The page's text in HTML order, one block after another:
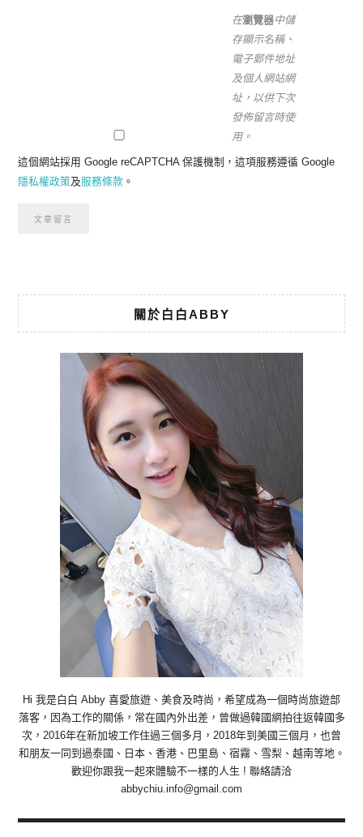
在瀏覽器中儲
存顯示名稱、
電子郵件地址
及個人網站網
址，以供下次
發佈留言時使
用。
這個網站採用 Google reCAPTCHA 保護機制，這項服務遵循 Google
隱私權政策及服務條款 。
關於白白ABBY
Hi 我是白白 Abby 喜愛旅遊、美食及時尚，希望成為一個時尚旅遊部
落客，因為工作的關係，常在國內外出差，曾做過韓國網拍往返韓國多
次，2016年在新加坡工作住過三個多月，2018年到美國三個月，也曾
和朋友一同到過泰國、日本、香港、巴里島、宿霧、雪梨、越南等地。
歡迎你跟我一起來體驗不一樣的人生 ! 聯絡請洽
abbychiu.info@gmail.com